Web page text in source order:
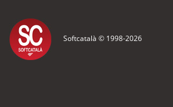
Softcatalà © 1998-2026